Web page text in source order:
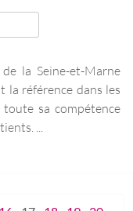
la Seine-et-Marne
la référence dans les
sa compétence
...